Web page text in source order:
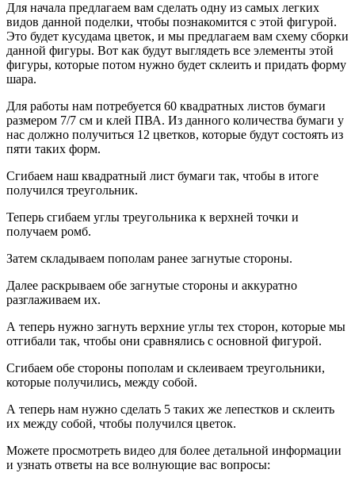
Для начала предлагаем вам сделать одну из самых легких
видов данной поделки, чтобы познакомится с этой фигурой.
Это будет кусудама цветок, и мы предлагаем вам схему сборки
данной фигуры. Вот как будут выглядеть все элементы этой
фигуры, которые потом нужно будет склеить и придать форму
шара.
Для работы нам потребуется 60 квадратных листов бумаги
размером 7/7 см и клей ПВА. Из данного количества бумаги у
нас должно получиться 12 цветков, которые будут состоять из
пяти таких форм.
Сгибаем наш квадратный лист бумаги так, чтобы в итоге
получился треугольник.
Теперь сгибаем углы треугольника к верхней точки и
получаем ромб.
Затем складываем пополам ранее загнутые стороны.
Далее раскрываем обе загнутые стороны и аккуратно
разглаживаем их.
А теперь нужно загнуть верхние углы тех сторон, которые мы
отгибали так, чтобы они сравнялись с основной фигурой.
Сгибаем обе стороны пополам и склеиваем треугольники,
которые получились, между собой.
А теперь нам нужно сделать 5 таких же лепестков и склеить
их между собой, чтобы получился цветок.
Можете просмотреть видео для более детальной информации
и узнать ответы на все волнующие вас вопросы: